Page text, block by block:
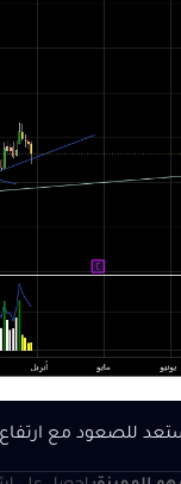
للصعود مع